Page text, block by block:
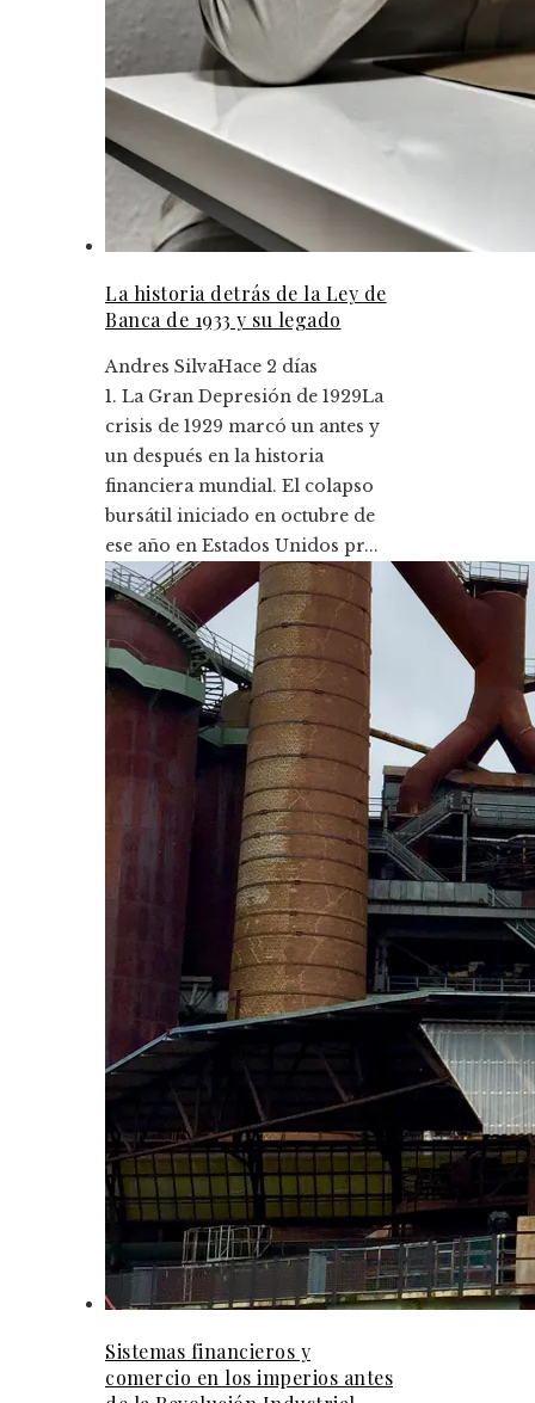
La historia detrás de la Ley de
Banca de 1933 y su legado
Andres SilvaHace 2 días
1. La Gran Depresión de 1929La
crisis de 1929 marcó un antes y
un después en la historia
financiera mundial. El colapso
bursátil iniciado en octubre de
ese año en Estados Unidos pr...
Sistemas financieros y
comercio en los imperios antes